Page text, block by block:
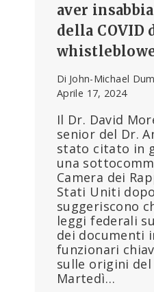
aver
della COVID
Di John-Michael
Aprile 17, 2024
Il Dr. David
senior del Dr.
stato citato in
una
Camera dei
Stati Uniti
suggeriscono
leggi federali
dei documenti
funzionari
sulle origini del
Martedì…